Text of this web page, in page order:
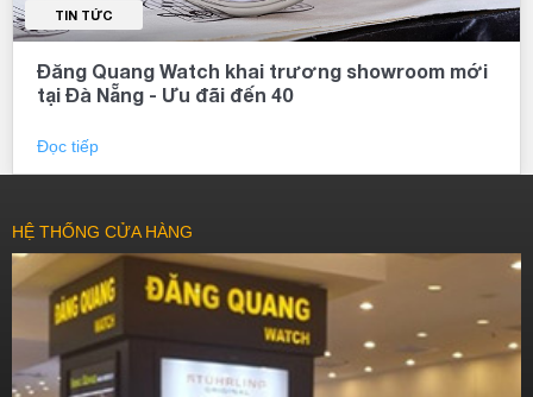
TIN TỨC
Đăng Quang Watch khai trương showroom mới
tại Đà Nẵng - Ưu đãi đến 40
Đọc tiếp
HỆ THỐNG CỬA HÀNG